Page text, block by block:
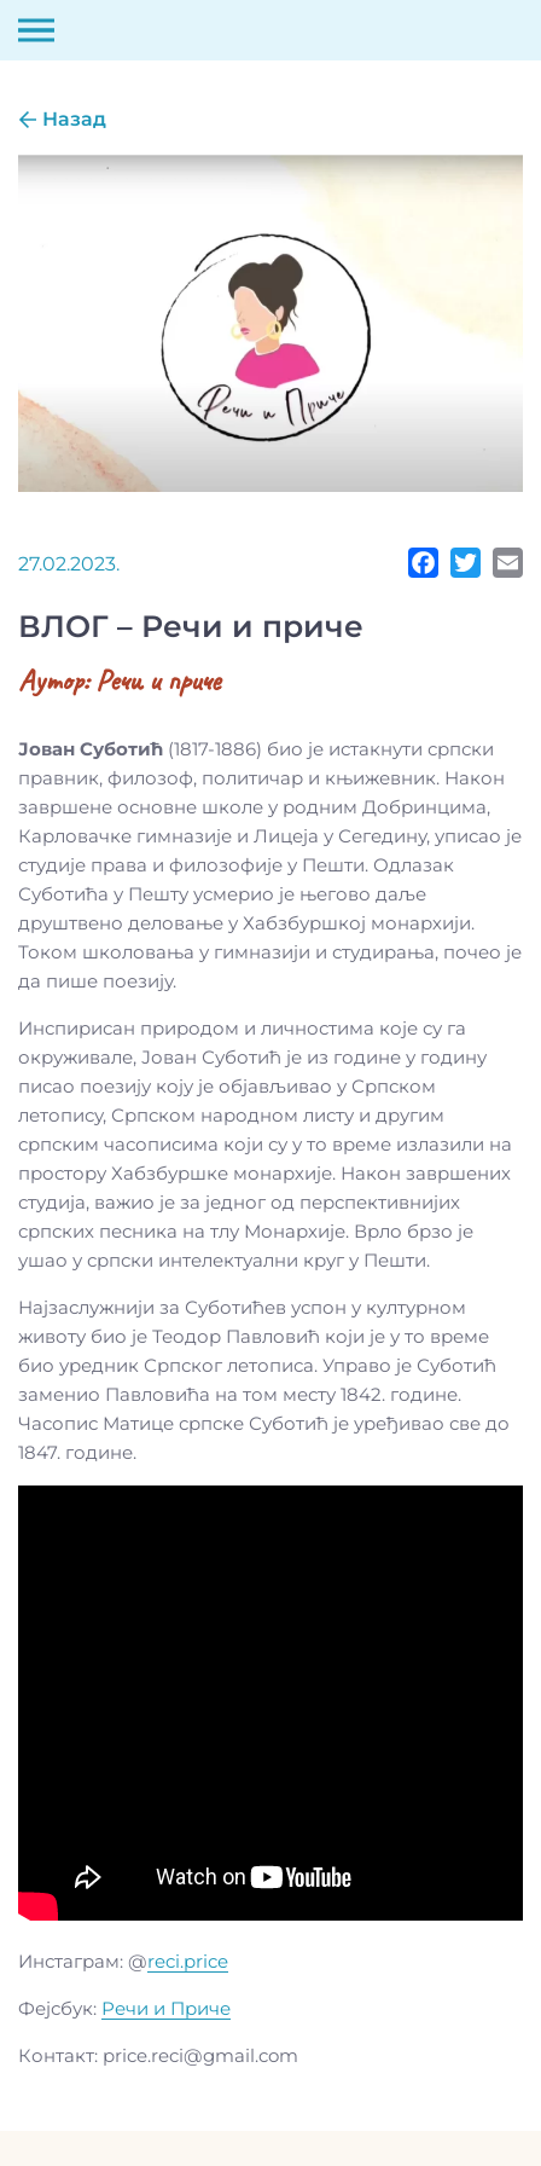
цонтент
Назад
27.02.2023.
ВЛОГ – Речи и приче
Аутор:Речи и приче
Јован Суботић (1817-1886) био је истакнути српски
правник, филозоф, политичар и књижевник. Након
завршене основне школе у родним Добринцима,
Карловачке гимназије и Лицеја у Сегедину, уписао је
студије права и филозофије у Пешти. Одлазак
Суботића у Пешту усмерио је његово даље
друштвено деловање у Хабзбуршкој монархији.
Током школовања у гимназији и студирања, почео је
да пише поезију.
Инспирисан природом и личностима које су га
окруживале, Јован Суботић је из године у годину
писао поезију коју је објављивао у Српском
летопису, Српском народном листу и другим
српским часописима који су у то време излазили на
простору Хабзбуршке монархије. Након завршених
студија, важио је за једног од перспективнијих
српских песника на тлу Монархије. Врло брзо је
ушао у српски интелектуални круг у Пешти.
Најзаслужнији за Суботићев успон у културном
животу био је Теодор Павловић који је у то време
био уредник Српског летописа. Управо је Суботић
заменио Павловића на том месту 1842. године.
Часопис Матице српске Суботић је уређивао све до
1847. године.
Инстаграм: @reci.price
Фејсбук: Речи и Приче
Контакт: price.reci@gmail.com